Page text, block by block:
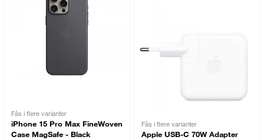
Fås i flere varianter
iPhone 15 Pro Max FineWoven
Case MagSafe - Black
Fås i flere varianter
Apple USB-C 70W Adapter